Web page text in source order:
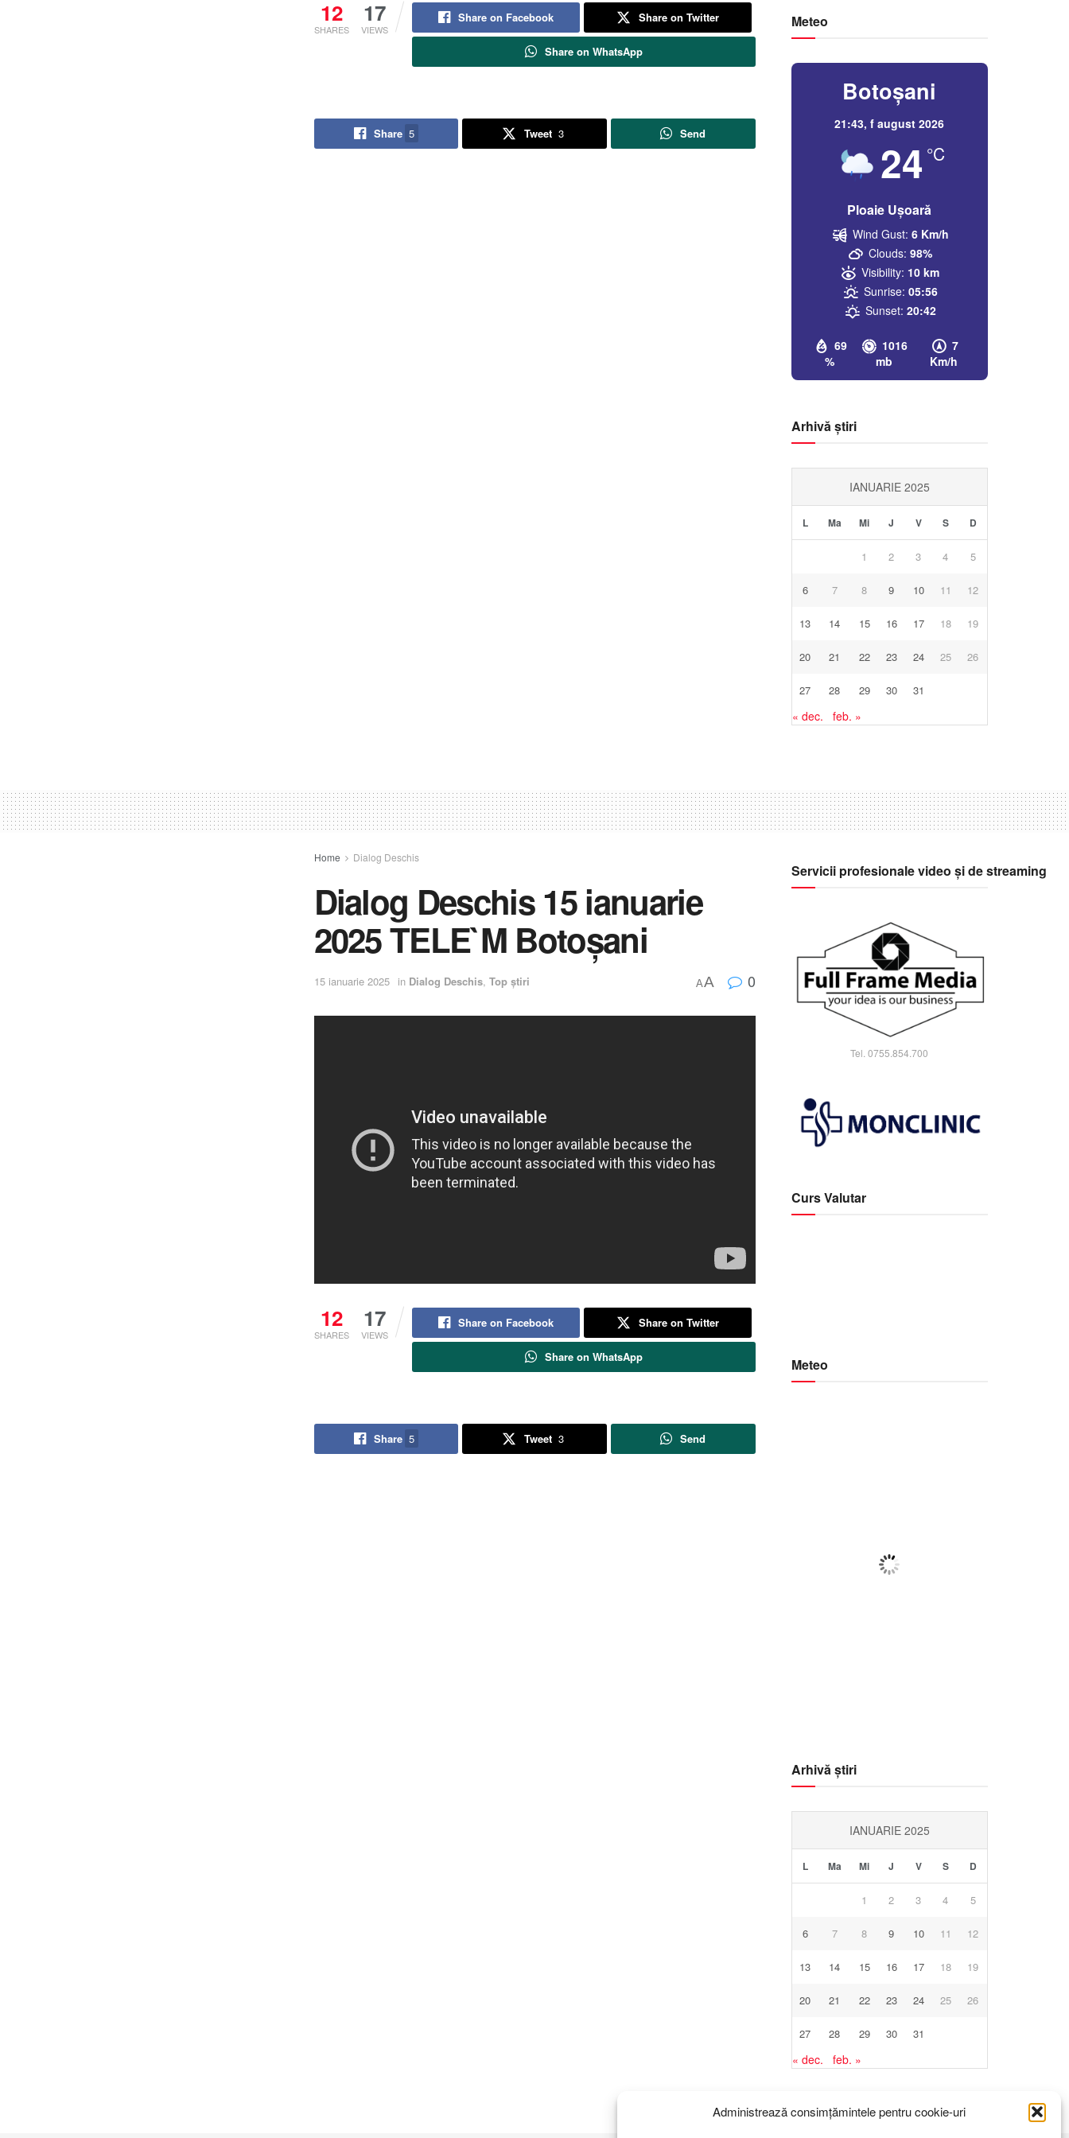
Administrează consimțămintele pentru cookie-uri
12
SHARES
17
VIEWS
Share on Facebook Share on Twitter
Share on WhatsApp
Share 5 Tweet 3 Send
Meteo
Botoșani
21:43,f august 2026
24 °C
Ploaie Ușoară
69
%
1016
mb
7
Km/h
Wind Gust: 6 Km/h
Clouds: 98%
Visibility: 10 km
Sunrise: 05:56
Sunset: 20:42
Arhivă știri
IANUARIE 2025
L Ma Mi J V S D
1 2 3 4 5
6 7 8 9 10 11 12
13 14 15 16 17 18 19
20 21 22 23 24 25 26
27 28 29 30 31
« dec. feb. »
Home Dialog Deschis
Dialog Deschis 15 ianuarie
2025 TELE`M Botoșani
15 ianuarie 2025 in Dialog Deschis, Top știri AA 0
12
SHARES
17
VIEWS
Share on Facebook Share on Twitter
Share on WhatsApp
Share 5 Tweet 3 Send
Servicii profesionale video și de streaming
Tel. 0755.854.700
Curs Valutar
Meteo
Ploaie Ușoară
Wind Gust:
Arhivă știri
IANUARIE 2025
L Ma Mi J V S D
1 2 3 4 5
6 7 8 9 10 11 12
13 14 15 16 17 18 19
20 21 22 23 24 25 26
27 28 29 30 31
« dec. feb. »